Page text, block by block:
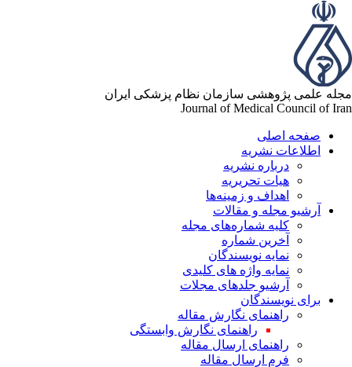
علمی پژوهشی سازمان نظام پزشکی ایران
Journal of Medical Council of
صفحه اصلی
اطلاعات نشریه
درباره نشریه
هیات تحریریه
اهداف و زمینه‌ها
آرشیو مجله و مقالات
کلیه شماره‌های مجله
آخرین شماره
نمایه نویسندگان
نمایه واژه های کلیدی
آرشیو جلدهای مجلات
برای نویسندگان
راهنمای نگارش مقاله
راهنمای نگارش وابستگی
راهنمای ارسال مقاله
فرم ارسال مقاله